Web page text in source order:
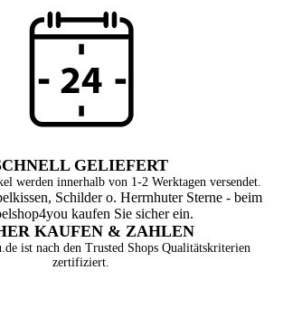
GELIEFERT
werden innerhalb von 1-2 Werktagen versendet.
KAUFEN & ZAHLEN
ist nach den Trusted Shops Qualitätskriterien
zertifiziert.